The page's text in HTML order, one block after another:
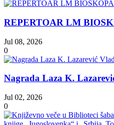
REPERTOAR LM
Jul 08, 2026
0
Nagrada Laza K.
Jul 02, 2026
0